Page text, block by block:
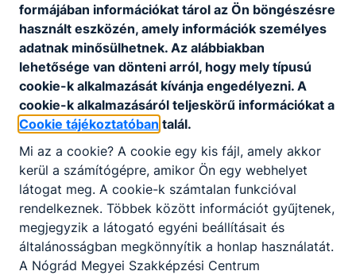
formájában információkat tárol az Ön böngészésre
használt eszközén, amely információk személyes
adatnak minősülhetnek. Az alábbiakban
lehetősége van dönteni arról, hogy mely típusú
cookie-k alkalmazását kívánja engedélyezni. A
cookie-k alkalmazásáról teljeskörű információkat a
Cookie tájékoztatóban talál.
Mi az a cookie? A cookie egy kis fájl, amely akkor
kerül a számítógépre, amikor Ön egy webhelyet
látogat meg. A cookie-k számtalan funkcióval
rendelkeznek. Többek között információt gyűjtenek,
megjegyzik a látogató egyéni beállításait és
általánosságban megkönnyítik a honlap használatát.
A Nógrád Megyei Szakképzési Centrum